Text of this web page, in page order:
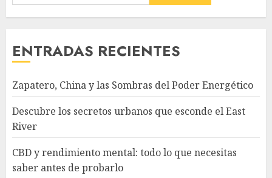
ENTRADAS RECIENTES
Zapatero, China y las Sombras del Poder Energético
Descubre los secretos urbanos que esconde el East
River
CBD y rendimiento mental: todo lo que necesitas
saber antes de probarlo